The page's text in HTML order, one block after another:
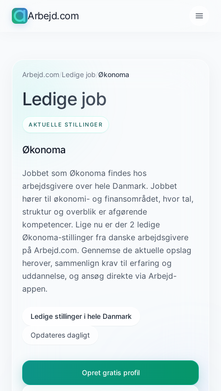
Arbejd.com
Arbejd.com/Ledige job/Økonoma
Ledige job
AKTUELLE STILLINGER
Økonoma
Jobbet som Økonoma findes hos
arbejdsgivere over hele Danmark. Jobbet
hører til økonomi- og finansområdet, hvor tal,
struktur og overblik er afgørende
kompetencer. Lige nu er der 2 ledige
Økonoma-stillinger fra danske arbejdsgivere
på Arbejd.com. Gennemse de aktuelle opslag
herover, sammenlign krav til erfaring og
uddannelse, og ansøg direkte via Arbejd-
appen.
Ledige stillinger i hele Danmark
Opdateres dagligt
Opret gratis profil